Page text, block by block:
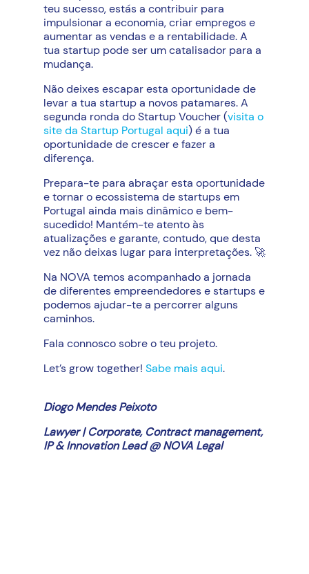
teu sucesso, estás a contribuir para
impulsionar a economia, criar empregos e
aumentar as vendas e a rentabilidade. A
tua startup pode ser um catalisador para a
mudança.
Não deixes escapar esta oportunidade de
levar a tua startup a novos patamares. A
segunda ronda do Startup Voucher (visita o
site da Startup Portugal aqui) é a tua
oportunidade de crescer e fazer a
diferença.
Prepara-te para abraçar esta oportunidade
e tornar o ecossistema de startups em
Portugal ainda mais dinâmico e bem-
sucedido! Mantém-te atento às
atualizações e garante, contudo, que desta
vez não deixas lugar para interpretações. 🚀
Na NOVA temos acompanhado a jornada
de diferentes empreendedores e startups e
podemos ajudar-te a percorrer alguns
caminhos.
Fala connosco sobre o teu projeto.
Let’s grow together! Sabe mais aqui.
Diogo Mendes Peixoto
Lawyer | Corporate, Contract management,
IP & Innovation Lead @ NOVA Legal